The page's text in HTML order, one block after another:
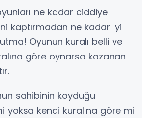
ne kadar ciddiye
kaptırmadan ne kadar iyi
Oyunun kuralı belli ve
göre oynarsa kazanan
sahibinin koyduğu
yoksa kendi kuralına göre mi